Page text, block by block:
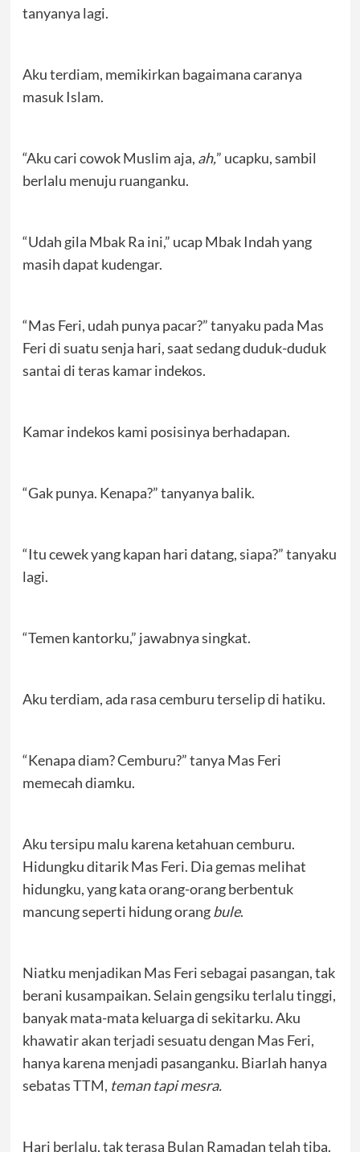
tanyanya lagi.
Aku terdiam, memikirkan bagaimana caranya
masuk Islam.
“Aku cari cowok Muslim aja, ah,” ucapku, sambil
berlalu menuju ruanganku.
“Udah gila Mbak Ra ini,” ucap Mbak Indah yang
masih dapat kudengar.
“Mas Feri, udah punya pacar?” tanyaku pada Mas
Feri di suatu senja hari, saat sedang duduk-duduk
santai di teras kamar indekos.
Kamar indekos kami posisinya berhadapan.
“Gak punya. Kenapa?” tanyanya balik.
“Itu cewek yang kapan hari datang, siapa?” tanyaku
lagi.
“Temen kantorku,” jawabnya singkat.
Aku terdiam, ada rasa cemburu terselip di hatiku.
“Kenapa diam? Cemburu?” tanya Mas Feri
memecah diamku.
Aku tersipu malu karena ketahuan cemburu.
Hidungku ditarik Mas Feri. Dia gemas melihat
hidungku, yang kata orang-orang berbentuk
mancung seperti hidung orangbule.
Niatku menjadikan Mas Feri sebagai pasangan, tak
berani kusampaikan. Selain gengsiku terlalu tinggi,
banyak mata-mata keluarga di sekitarku. Aku
khawatir akan terjadi sesuatu dengan Mas Feri,
hanya karena menjadi pasanganku. Biarlah hanya
sebatas TTM, teman tapi mesra.
Hari berlalu, tak terasa Bulan Ramadan telah tiba.